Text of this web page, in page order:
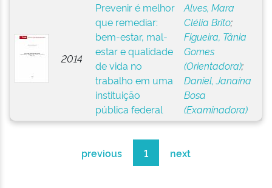
2014
Prevenir é melhor
que remediar:
bem-estar, mal-
estar e qualidade
de vida no
trabalho em uma
instituição
pública federal
Alves, Mara
Clélia Brito;
Figueira, Tânia
Gomes
(Orientadora);
Daniel, Janaína
Bosa
(Examinadora)
previous 1 next